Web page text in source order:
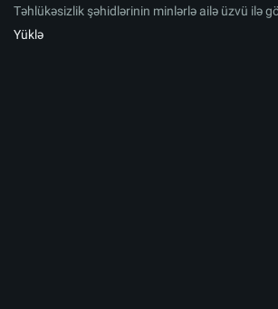
Təhlükəsizlik şəhidlərinin minlərlə ailə üzvü ilə
Yüklə